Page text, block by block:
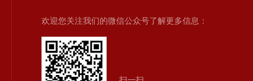
欢迎您关注我们的微信公众号了解更多信息：